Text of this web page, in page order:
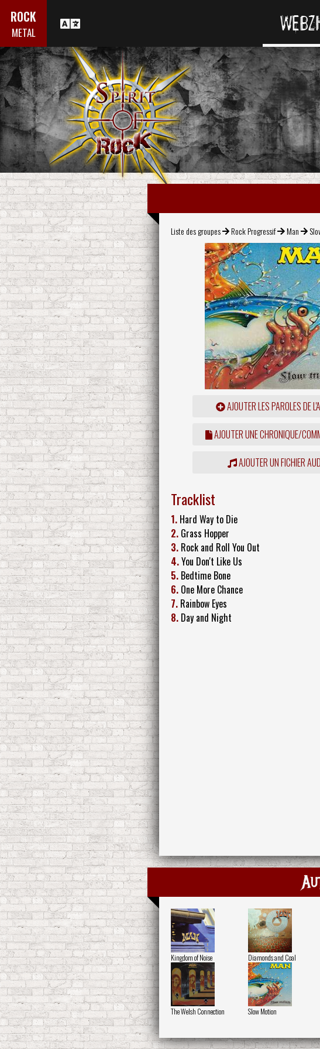
ROCK
METAL
Liste des groupes Rock Progressif Man
AJOUTER LES PAROLES DE
AJOUTER UNE CHRONIQUE/
AJOUTER UN FICHIER
Tracklist
1. Hard Way to Die
2. Grass Hopper
3. Rock and Roll You Out
4.You Don't Like Us
5. Bedtime Bone
6. One More Chance
7. Rainbow Eyes
8. Day and Night
Kingdom of Noise Diamonds and Coal
The Welsh Connection Slow Motion